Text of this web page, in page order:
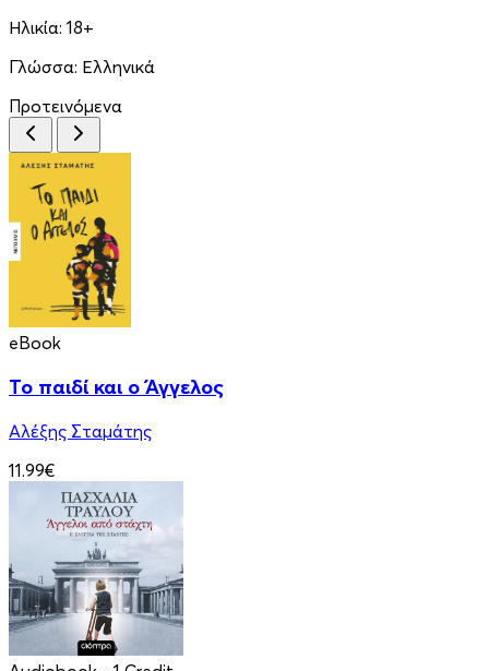
Ηλικία: 18+
Γλώσσα: Ελληνικά
Προτεινόμενα
eBook
Το παιδί και ο Άγγελος
Αλέξης Σταμάτης
11.99€